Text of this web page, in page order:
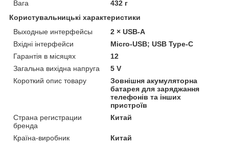
Вага
432 г
Користувальницькі характеристики
Выходные интерфейсы
2 × USB-A
Вхідні інтерфейси
Micro-USB; USB Type-C
Гарантія в місяцях
12
Загальна вихідна напруга
5 V
Короткий опис товару
Зовнішня акумуляторна
батарея для заряджання
телефонів та інших
пристроїв
Страна регистрации
бренда
Китай
Країна-виробник
Китай